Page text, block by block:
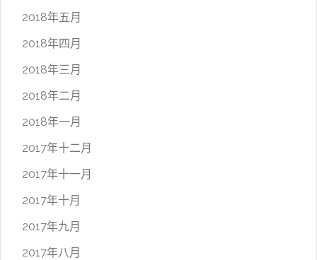
2018年五月
2018年四月
2018年三月
2018年二月
2018年一月
2017年十二月
2017年十一月
2017年十月
2017年九月
2017年八月